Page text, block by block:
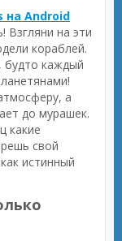
на Android
Взгляни на эти
кораблей.
будто каждый
а
до мурашек.
какие
свой
истинный